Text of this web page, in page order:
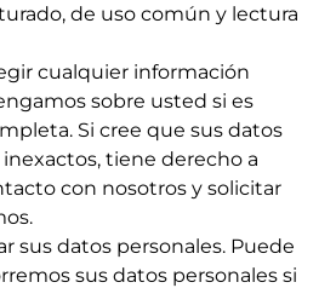
de uso común y lectura
cualquier información
sobre usted si es
Si cree que sus datos
tiene derecho a
con nosotros y solicitar
sus datos personales. Puede
sus datos personales si